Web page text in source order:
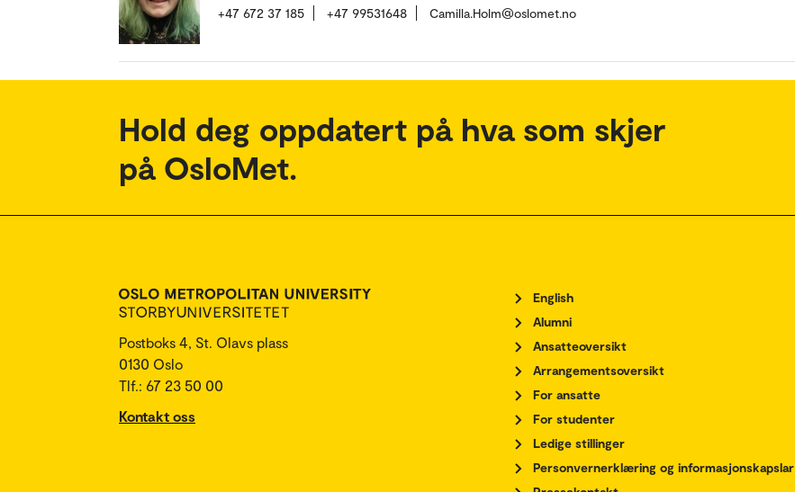
+47 672 37 185 +47 99531648 Camilla.Holm@oslomet.no
Hold deg oppdatert på hva som skjer
på OsloMet.
Postboks 4, St. Olavs plass
0130 Oslo
Tlf.: 67 23 50 00
Kontakt oss
English
Alumni
Ansatteoversikt
Arrangementsoversikt
For ansatte
For studenter
Ledige stillinger
Personvernerklæring og informasjonskapslar